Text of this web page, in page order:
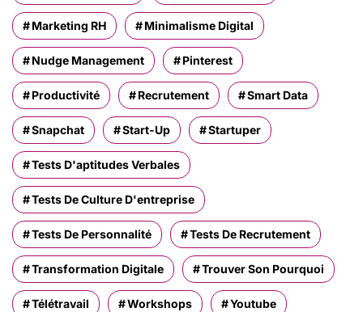
Marketing RH Minimalisme Digital
Nudge Management Pinterest
Productivité Recrutement Smart Data
Snapchat Start-Up Startuper
Tests D'aptitudes Verbales
Tests De Culture D'entreprise
Tests De Personnalité Tests De Recrutement
Transformation Digitale Trouver Son Pourquoi
Télétravail Workshops Youtube